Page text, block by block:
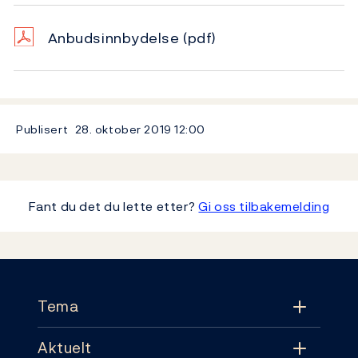
Anbudsinnbydelse (pdf)
Publisert 28. oktober 201912:00
Fant du det du lette etter?Gi oss tilbakemelding
Tema
Tema
Aktuelt